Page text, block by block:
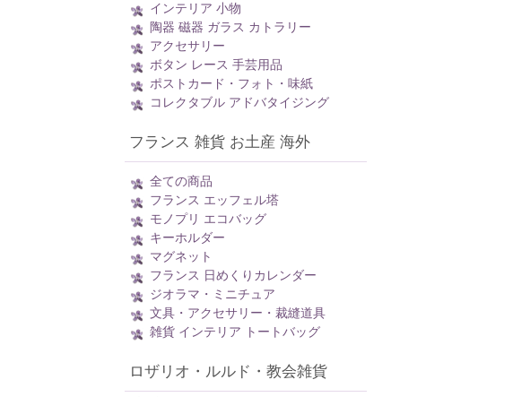
インテリア 小物
陶器 磁器 ガラス カトラリー
アクセサリー
ボタン レース 手芸用品
ポストカード・フォト・味紙
コレクタブル アドバタイジング
フランス 雑貨 お土産 海外
全ての商品
フランス エッフェル塔
モノプリ エコバッグ
キーホルダー
マグネット
フランス 日めくりカレンダー
ジオラマ・ミニチュア
文具・アクセサリー・裁縫道具
雑貨 インテリア トートバッグ
ロザリオ・ルルド・教会雑貨